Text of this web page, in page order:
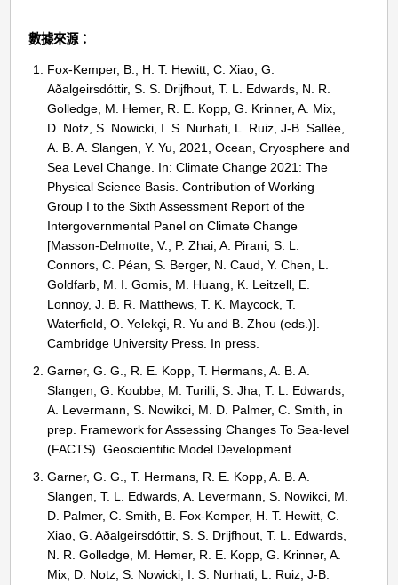
數據來源：
Fox-Kemper, B., H. T. Hewitt, C. Xiao, G.
Aðalgeirsdóttir, S. S. Drijfhout, T. L. Edwards, N. R.
Golledge, M. Hemer, R. E. Kopp, G. Krinner, A. Mix,
D. Notz, S. Nowicki, I. S. Nurhati, L. Ruiz, J-B. Sallée,
A. B. A. Slangen, Y. Yu, 2021, Ocean, Cryosphere and
Sea Level Change. In: Climate Change 2021: The
Physical Science Basis. Contribution of Working
Group I to the Sixth Assessment Report of the
Intergovernmental Panel on Climate Change
[Masson-Delmotte, V., P. Zhai, A. Pirani, S. L.
Connors, C. Péan, S. Berger, N. Caud, Y. Chen, L.
Goldfarb, M. I. Gomis, M. Huang, K. Leitzell, E.
Lonnoy, J. B. R. Matthews, T. K. Maycock, T.
Waterfield, O. Yelekçi, R. Yu and B. Zhou (eds.)].
Cambridge University Press. In press.
Garner, G. G., R. E. Kopp, T. Hermans, A. B. A.
Slangen, G. Koubbe, M. Turilli, S. Jha, T. L. Edwards,
A. Levermann, S. Nowikci, M. D. Palmer, C. Smith, in
prep. Framework for Assessing Changes To Sea-level
(FACTS). Geoscientific Model Development.
Garner, G. G., T. Hermans, R. E. Kopp, A. B. A.
Slangen, T. L. Edwards, A. Levermann, S. Nowikci, M.
D. Palmer, C. Smith, B. Fox-Kemper, H. T. Hewitt, C.
Xiao, G. Aðalgeirsdóttir, S. S. Drijfhout, T. L. Edwards,
N. R. Golledge, M. Hemer, R. E. Kopp, G. Krinner, A.
Mix, D. Notz, S. Nowicki, I. S. Nurhati, L. Ruiz, J-B.